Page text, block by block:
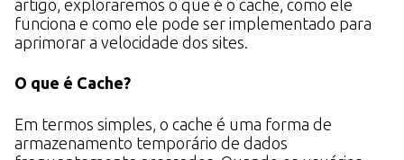
artigo, exploraremos o que é o cache, como ele
funciona e como ele pode ser implementado para
aprimorar a velocidade dos sites.
O que é Cache?
Em termos simples, o cache é uma forma de
armazenamento temporário de dados